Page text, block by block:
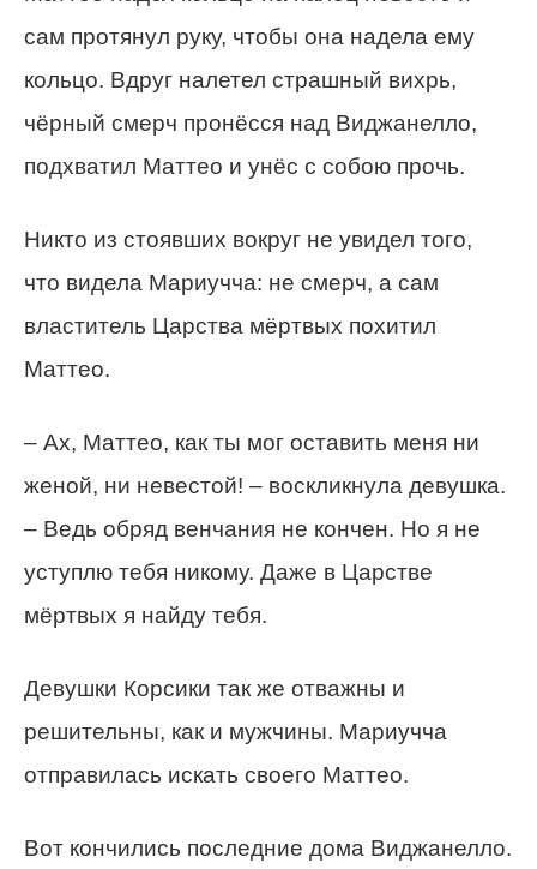
сам протянул руку, чтобы она надела ему
кольцо. Вдруг налетел страшный вихрь,
чёрный смерч пронёсся над Виджанелло,
подхватил Маттео и унёс с собою прочь.
Никто из стоявших вокруг не увидел того,
что видела Мариучча: не смерч, а сам
властитель Царства мёртвых похитил
Маттео.
– Ах, Маттео, как ты мог оставить меня ни
женой, ни невестой! – воскликнула девушка.
– Ведь обряд венчания не кончен. Но я не
уступлю тебя никому. Даже в Царстве
мёртвых я найду тебя.
Девушки Корсики так же отважны и
решительны, как и мужчины. Мариучча
отправилась искать своего Маттео.
Вот кончились последние дома Виджанелло.